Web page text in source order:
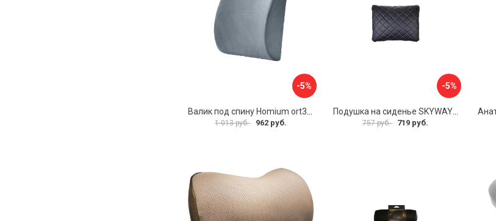
-5%
Валик под спину Homium ort3grey
1 013 руб. 962 руб.
-5%
Подушка на сиденье SKYWAY S10301002
757 руб. 719 руб.